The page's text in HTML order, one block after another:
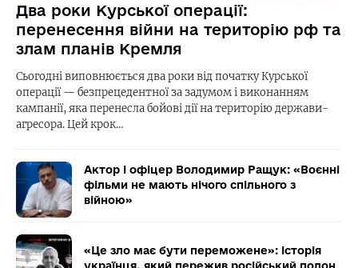
Два роки Курської операції:
перенесення війни на територію рф та
злам планів Кремля
Сьогодні виповнюється два роки від початку Курської
операції — безпрецедентної за задумом і виконанням
кампанії, яка перенесла бойові дії на територію держави-
агресора. Цей крок…
Актор і офіцер Володимир Ращук: «Воєнні
фільми не мають нічого спільного з
війною»
«Це зло має бути переможене»: історія
українця, який пережив російський полон